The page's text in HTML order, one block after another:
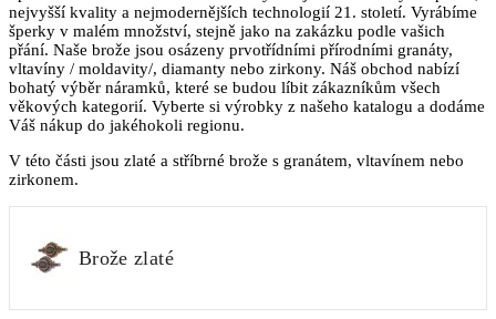
nejvyšší kvality a nejmodernějších technologií 21. století. Vyrábíme
šperky v malém množství, stejně jako na zakázku podle vašich
přání. Naše brože jsou osázeny prvotřídními přírodními granáty,
vltavíny / moldavity/, diamanty nebo zirkony. Náš obchod nabízí
bohatý výběr náramků, které se budou líbit zákazníkům všech
věkových kategorií. Vyberte si výrobky z našeho katalogu a dodáme
Váš nákup do jakéhokoli regionu.
V této části jsou zlaté a stříbrné brože s granátem, vltavínem nebo
zirkonem.
Brože zlaté